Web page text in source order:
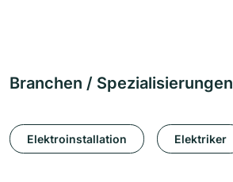
Branchen / Spezialisierungen
Elektroinstallation Elektriker